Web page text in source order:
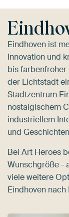
Eindhoven ist
Innovation und
bis farbenfroher
der Lichtstadt
Stadtzentrum
nostalgischem
industriellem
und
Bei Art Heroes
Wunschgröße -
viele weitere
Eindhoven nach